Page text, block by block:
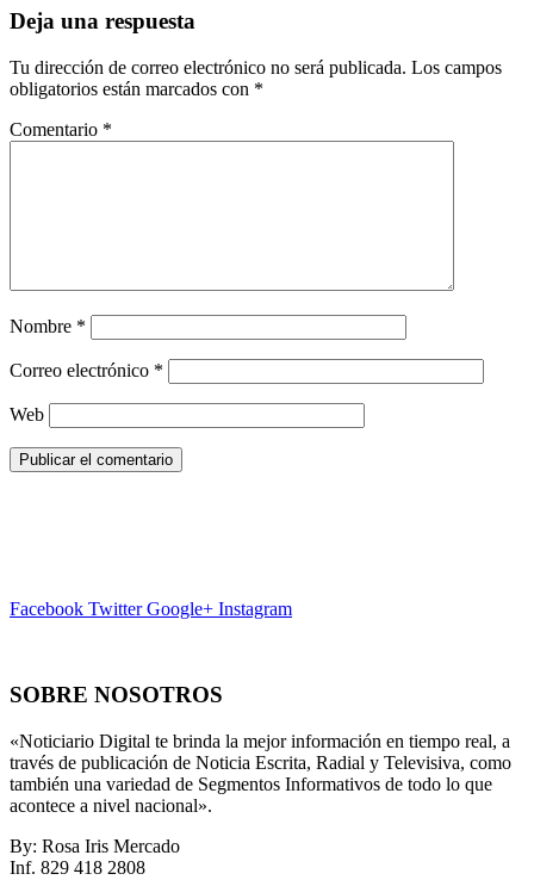
Deja una respuesta
Tu dirección de correo electrónico no será publicada. Los campos
obligatorios están marcados con *
Comentario *
Nombre *
Correo electrónico *
Web
Facebook Twitter Google+ Instagram
SOBRE NOSOTROS
«Noticiario Digital te brinda la mejor información en tiempo real, a
través de publicación de Noticia Escrita, Radial y Televisiva, como
también una variedad de Segmentos Informativos de todo lo que
acontece a nivel nacional».
By: Rosa Iris Mercado
Inf. 829 418 2808